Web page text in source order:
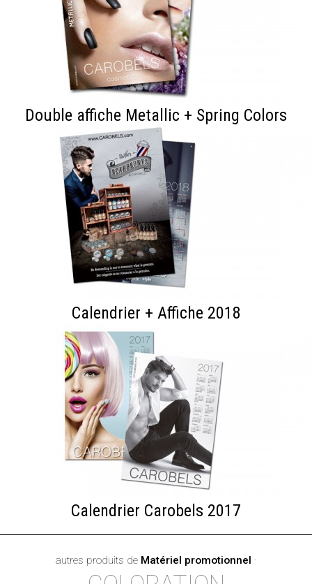
Double affiche Metallic + Spring Colors
Calendrier + Affiche 2018
Calendrier Carobels 2017
autres produits de Matériel promotionnel ·